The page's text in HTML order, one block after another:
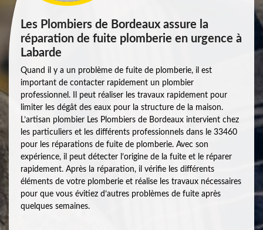
Les Plombiers de Bordeaux assure la
réparation de fuite plomberie en urgence à
Labarde
Quand il y a un problème de fuite de plomberie, il est
important de contacter rapidement un plombier
professionnel. Il peut réaliser les travaux rapidement pour
limiter les dégât des eaux pour la structure de la maison.
L’artisan plombier Les Plombiers de Bordeaux intervient chez
les particuliers et les différents professionnels dans le 33460
pour les réparations de fuite de plomberie. Avec son
expérience, il peut détecter l’origine de la fuite et le réparer
rapidement. Après la réparation, il vérifie les différents
éléments de votre plomberie et réalise les travaux nécessaires
pour que vous évitiez d’autres problèmes de fuite après
quelques semaines.